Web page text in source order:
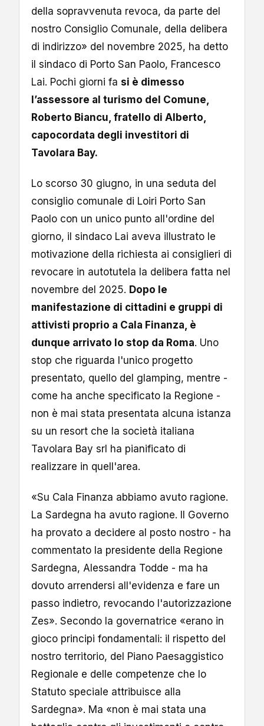
della sopravvenuta revoca, da parte del
nostro Consiglio Comunale, della delibera
di indirizzo» del novembre 2025, ha detto
il sindaco di Porto San Paolo, Francesco
Lai. Pochi giorni fa si è dimesso
l’assessore al turismo del Comune,
Roberto Biancu, fratello di Alberto,
capocordata degli investitori di
Tavolara Bay.
Lo scorso 30 giugno, in una seduta del
consiglio comunale di Loiri Porto San
Paolo con un unico punto all'ordine del
giorno, il sindaco Lai aveva illustrato le
motivazione della richiesta ai consiglieri di
revocare in autotutela la delibera fatta nel
novembre del 2025. Dopo le
manifestazione di cittadini e gruppi di
attivisti proprio a Cala Finanza, è
dunque arrivato lo stop da Roma. Uno
stop che riguarda l'unico progetto
presentato, quello del glamping, mentre -
come ha anche specificato la Regione -
non è mai stata presentata alcuna istanza
su un resort che la società italiana
Tavolara Bay srl ha pianificato di
realizzare in quell'area.
«Su Cala Finanza abbiamo avuto ragione.
La Sardegna ha avuto ragione. Il Governo
ha provato a decidere al posto nostro - ha
commentato la presidente della Regione
Sardegna, Alessandra Todde - ma ha
dovuto arrendersi all'evidenza e fare un
passo indietro, revocando l'autorizzazione
Zes». Secondo la governatrice «erano in
gioco principi fondamentali: il rispetto del
nostro territorio, del Piano Paesaggistico
Regionale e delle competenze che lo
Statuto speciale attribuisce alla
Sardegna». Ma «non è mai stata una